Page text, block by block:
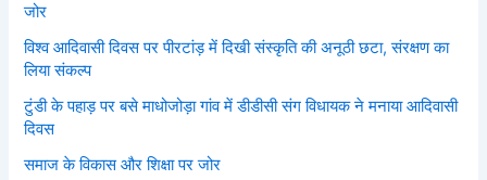
जोर
विश्व आदिवासी दिवस पर पीरटांड़ में दिखी संस्कृति की अनूठी छटा, संरक्षण का
लिया संकल्प
टुंडी के पहाड़ पर बसे माधोजोड़ा गांव में डीडीसी संग विधायक ने मनाया आदिवासी
दिवस
समाज के विकास और शिक्षा पर जोर